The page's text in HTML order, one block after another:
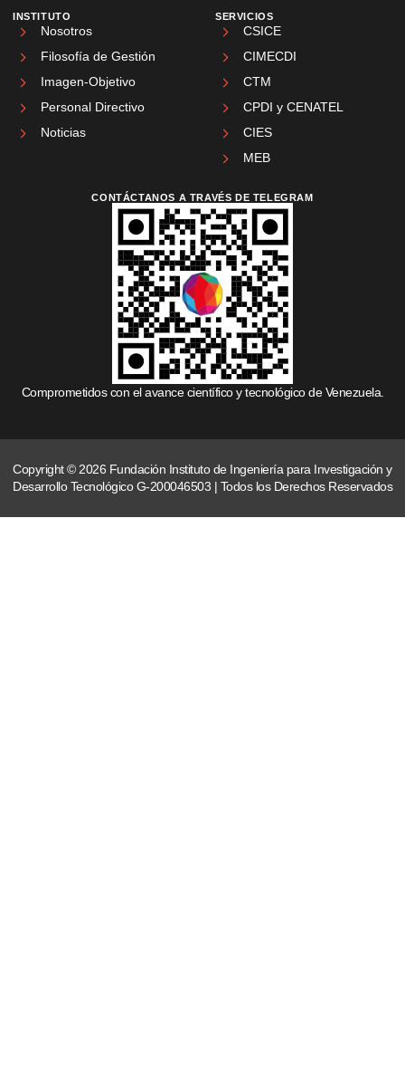
INSTITUTO
Nosotros
Filosofía de Gestión
Imagen-Objetivo
Personal Directivo
Noticias
SERVICIOS
CSICE
CIMECDI
CTM
CPDI y CENATEL
CIES
MEB
CONTÁCTANOS A TRAVÉS DE TELEGRAM
Comprometidos con el avance científico y tecnológico de Venezuela.
Copyright © 2026 Fundación Instituto de Ingeniería para Investigación y
Desarrollo Tecnológico G-200046503 | Todos los Derechos Reservados